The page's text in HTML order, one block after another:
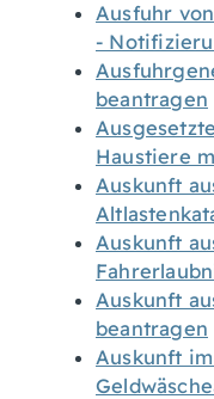
Ausfuhr
-
beantragen
Haustiere
Auskunft
Auskunft
Auskunft
beantragen
Auskunft